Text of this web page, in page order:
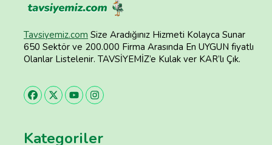
Tavsiyemiz.com Size Aradığınız Hizmeti Kolayca Sunar
650 Sektör ve 200.000 Firma Arasında En UYGUN fiyatlı
Olanlar Listelenir. TAVSİYEMİZ’e Kulak ver KAR’lı Çık.
Kategoriler